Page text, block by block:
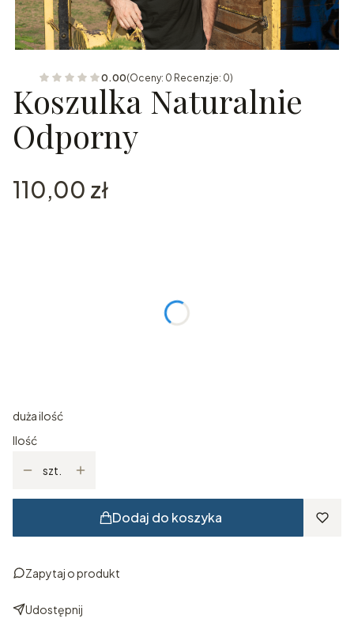
0.00(Oceny: 0 Recenzje: 0)
Koszulka Naturalnie
Odporny
Cena
110,00 zł
duża ilość
Ilość
szt.
Dodaj do koszyka
Zapytaj o produkt
Udostępnij